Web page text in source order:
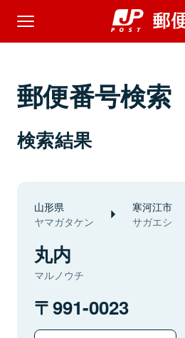
郵便番号検索
検索結果
山形県
ヤマガタケン
寒河江市
サガエシ
丸内
マルノウチ
991-0023